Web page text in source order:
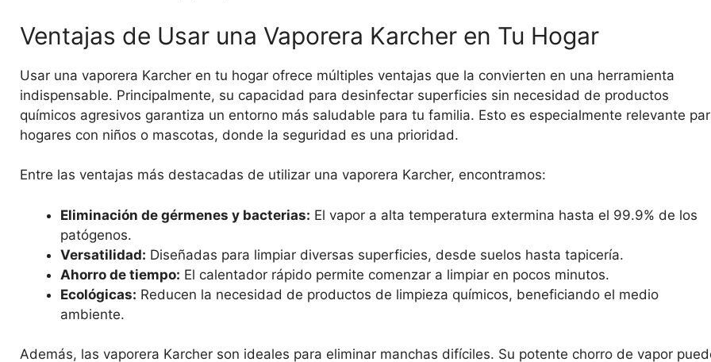
Ventajas de Usar una Vaporera Karcher en Tu Hogar
Usar una vaporera Karcher en tu hogar ofrece múltiples ventajas que la convierten en una herramienta
indispensable. Principalmente, su capacidad para desinfectar superficies sin necesidad de productos
químicos agresivos garantiza un entorno más saludable para tu familia. Esto es especialmente relevante
hogares con niños o mascotas, donde la seguridad es una prioridad.
Entre las ventajas más destacadas de utilizar una vaporera Karcher, encontramos:
Eliminación de gérmenes y bacterias: El vapor a alta temperatura extermina hasta el 99.9% de los
patógenos.
Versatilidad: Diseñadas para limpiar diversas superficies, desde suelos hasta tapicería.
Ahorro de tiempo: El calentador rápido permite comenzar a limpiar en pocos minutos.
Ecológicas: Reducen la necesidad de productos de limpieza químicos, beneficiando el medio
ambiente.
Además, las vaporera Karcher son ideales para eliminar manchas difíciles. Su potente chorro de vapor